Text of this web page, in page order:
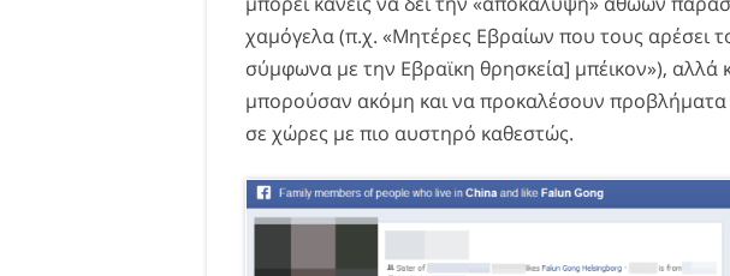
χαμόγελα (π.χ. «Μητέρες Εβραίων που τους αρέσει
σύμφωνα με την Εβραϊκη θρησκεία] μπέικον»), αλλά
μπορούσαν ακόμη και να προκαλέσουν
σε χώρες με πιο αυστηρό καθεστώς.